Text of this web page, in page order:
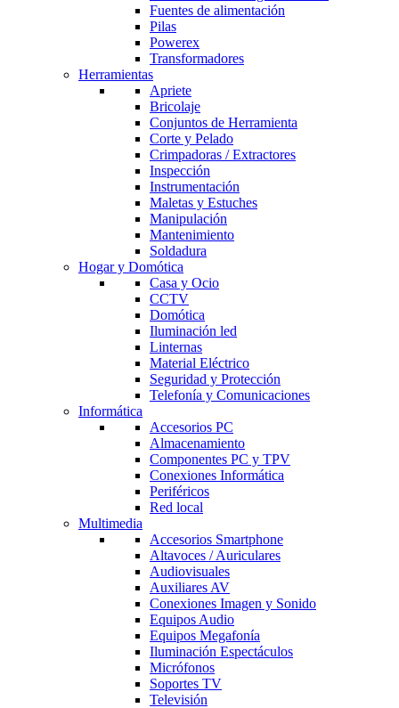
Fuentes de alimentación
Pilas
Powerex
Transformadores
Herramientas
Apriete
Bricolaje
Conjuntos de Herramienta
Corte y Pelado
Crimpadoras / Extractores
Inspección
Instrumentación
Maletas y Estuches
Manipulación
Mantenimiento
Soldadura
Hogar y Domótica
Casa y Ocio
CCTV
Domótica
Iluminación led
Linternas
Material Eléctrico
Seguridad y Protección
Telefonía y Comunicaciones
Informática
Accesorios PC
Almacenamiento
Componentes PC y TPV
Conexiones Informática
Periféricos
Red local
Multimedia
Accesorios Smartphone
Altavoces / Auriculares
Audiovisuales
Auxiliares AV
Conexiones Imagen y Sonido
Equipos Audio
Equipos Megafonía
Iluminación Espectáculos
Micrófonos
Soportes TV
Televisión